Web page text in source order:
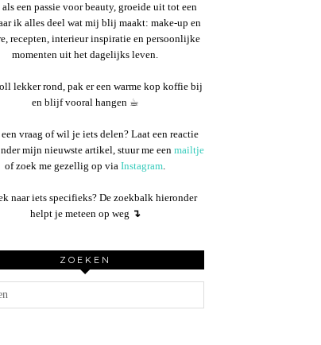
een passie voor beauty, groeide uit tot een
ik alles deel wat mij blij maakt: make-up en
recepten, interieur inspiratie en persoonlijke
momenten uit het dagelijks leven.
lekker rond, pak er een warme kop koffie bij
en blijf vooral hangen ☕︎
vraag of wil je iets delen? Laat een reactie
mijn nieuwste artikel, stuur me een mailtje
of zoek me gezellig op via Instagram.
naar iets specifieks? De zoekbalk hieronder
helpt je meteen op weg ↴
ZOEKEN